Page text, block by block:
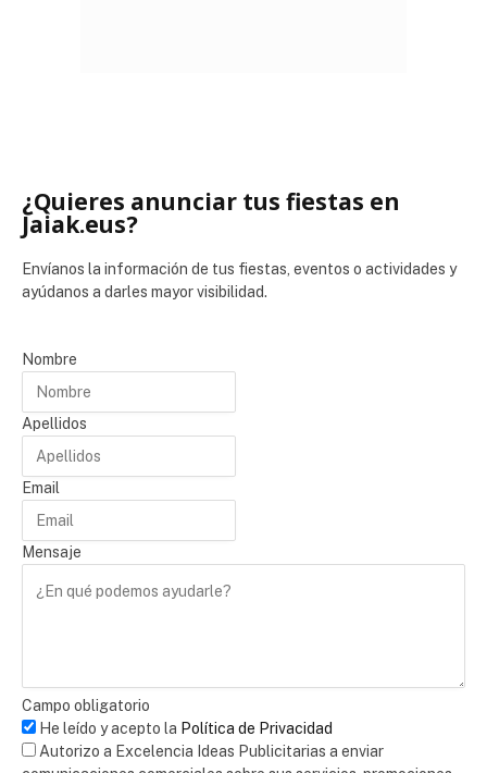
¿Quieres anunciar tus fiestas en
Jaiak.eus?
Envíanos la información de tus fiestas, eventos o actividades y
ayúdanos a darles mayor visibilidad.
Nombre
Apellidos
Email
Mensaje
Campo obligatorio
He leído y acepto la Política de Privacidad
Autorizo a Excelencia Ideas Publicitarias a enviar